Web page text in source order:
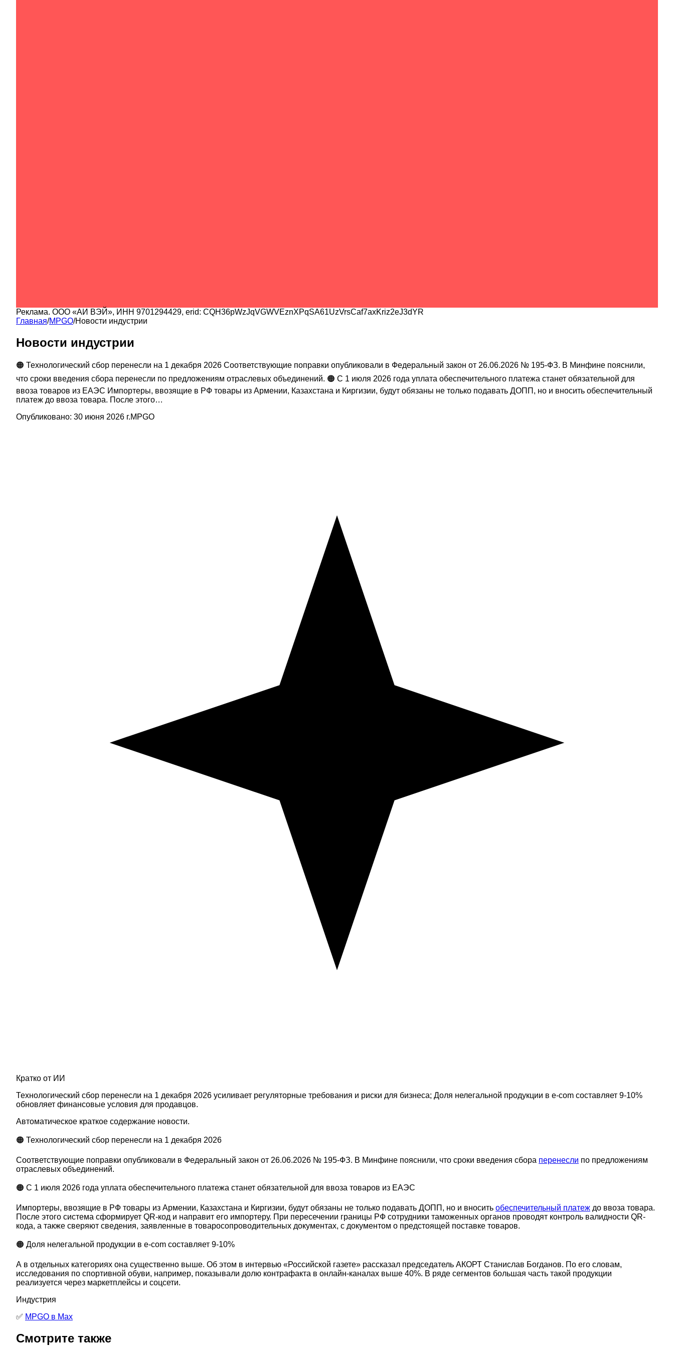
Реклама. ООО «АИ ВЭЙ», ИНН 9701294429, erid: CQH36pWzJqVGWVEznXPqSA61UzVrsCaf7axKriz2eJ3dYR
Главная/MPGO/Новости индустрии
Новости индустрии
🟠 Технологический сбор перенесли на 1 декабря 2026 Соответствующие поправки опубликовали в Федеральный закон от 26.06.2026 № 195-ФЗ. В Минфине пояснили,
что сроки введения сбора перенесли по предложениям отраслевых объединений. 🟠 С 1 июля 2026 года уплата обеспечительного платежа станет обязательной для
ввоза товаров из ЕАЭС Импортеры, ввозящие в РФ товары из Армении, Казахстана и Киргизии, будут обязаны не только подавать ДОПП, но и вносить обеспечительный
платеж до ввоза товара. После этого…
Опубликовано: 30 июня 2026 г.MPGO
Кратко от ИИ
Технологический сбор перенесли на 1 декабря 2026 усиливает регуляторные требования и риски для бизнеса; Доля нелегальной продукции в e-com составляет 9-10%
обновляет финансовые условия для продавцов.
Автоматическое краткое содержание новости.
🟠 Технологический сбор перенесли на 1 декабря 2026
Соответствующие поправки опубликовали в Федеральный закон от 26.06.2026 № 195-ФЗ. В Минфине пояснили, что сроки введения сбора перенесли по предложениям
отраслевых объединений.
🟠 С 1 июля 2026 года уплата обеспечительного платежа станет обязательной для ввоза товаров из ЕАЭС
Импортеры, ввозящие в РФ товары из Армении, Казахстана и Киргизии, будут обязаны не только подавать ДОПП, но и вносить обеспечительный платеж до ввоза товара.
После этого система сформирует QR-код и направит его импортеру. При пересечении границы РФ сотрудники таможенных органов проводят контроль валидности QR-
кода, а также сверяют сведения, заявленные в товаросопроводительных документах, с документом о предстоящей поставке товаров.
🟠 Доля нелегальной продукции в e-com составляет 9-10%
А в отдельных категориях она существенно выше. Об этом в интервью «Российской газете» рассказал председатель АКОРТ Станислав Богданов. По его словам,
исследования по спортивной обуви, например, показывали долю контрафакта в онлайн-каналах выше 40%. В ряде сегментов большая часть такой продукции
реализуется через маркетплейсы и соцсети.
Индустрия
✅ MPGO в Мах
Смотрите также